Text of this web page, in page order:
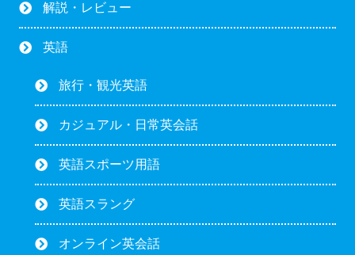
解説・レビュー
英語
旅行・観光英語
カジュアル・日常英会話
英語スポーツ用語
英語スラング
オンライン英会話